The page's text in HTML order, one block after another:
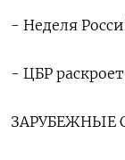
- Неделя
- ЦБР
ЗАРУБЕЖНЫЕ